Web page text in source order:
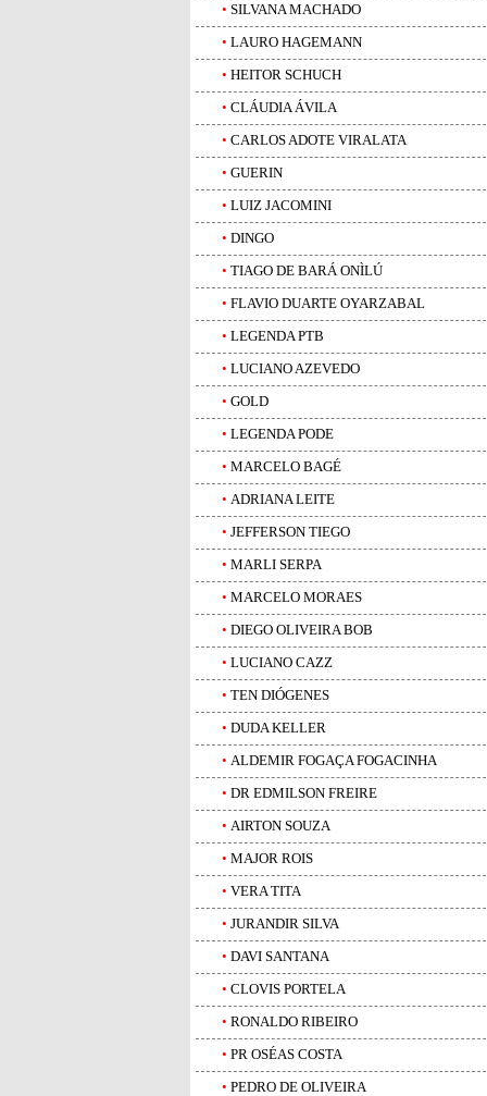
• SILVANA MACHADO
• LAURO HAGEMANN
• HEITOR SCHUCH
• CLÁUDIA ÁVILA
• CARLOS ADOTE VIRALATA
• GUERIN
• LUIZ JACOMINI
• DINGO
• TIAGO DE BARÁ ONÌLÚ
• FLAVIO DUARTE OYARZABAL
• LEGENDA PTB
• LUCIANO AZEVEDO
• GOLD
• LEGENDA PODE
• MARCELO BAGÉ
• ADRIANA LEITE
• JEFFERSON TIEGO
• MARLI SERPA
• MARCELO MORAES
• DIEGO OLIVEIRA BOB
• LUCIANO CAZZ
• TEN DIÓGENES
• DUDA KELLER
• ALDEMIR FOGAÇA FOGACINHA
• DR EDMILSON FREIRE
• AIRTON SOUZA
• MAJOR ROIS
• VERA TITA
• JURANDIR SILVA
• DAVI SANTANA
• CLOVIS PORTELA
• RONALDO RIBEIRO
• PR OSÉAS COSTA
• PEDRO DE OLIVEIRA